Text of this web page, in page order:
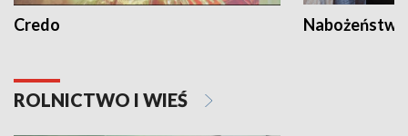
Credo
ROLNICTWO I WIEŚ